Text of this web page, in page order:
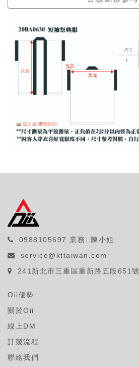
0988105697 業務: 陳小姐
service@kttaiwan.com
241新北市三重區重新路五段651號
Oii優勢
關於Oii
線上DM
訂製流程
聯絡我們